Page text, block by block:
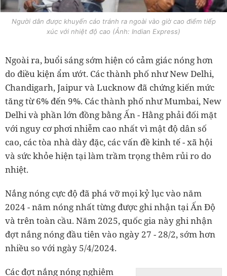
Người dân được khuyến cáo tránh ra ngoài vào giờ cao điểm tiếp
xúc với nhiệt độ cao (Ảnh: Indian Express)
Ngoài ra, buổi sáng sớm hiện có cảm giác nóng hơn
do điều kiện ẩm ướt. Các thành phố như New Delhi,
Chandigarh, Jaipur và Lucknow đã chứng kiến mức
tăng từ 6% đến 9%. Các thành phố như Mumbai, New
Delhi và phần lớn đồng bằng Ấn - Hằng phải đối mặt
với nguy cơ phơi nhiễm cao nhất vì mật độ dân số
cao, các tòa nhà dày đặc, các vấn đề kinh tế - xã hội
và sức khỏe hiện tại làm trầm trọng thêm rủi ro do
nhiệt.
Nắng nóng cực độ đã phá vỡ mọi kỷ lục vào năm
2024 - năm nóng nhất từng được ghi nhận tại Ấn Độ
và trên toàn cầu. Năm 2025, quốc gia này ghi nhận
đợt nắng nóng đầu tiên vào ngày 27 - 28/2, sớm hơn
nhiều so với ngày 5/4/2024.
Các đợt nắng nóng nghiêm